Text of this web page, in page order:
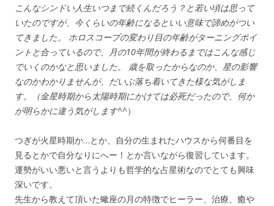
こんなシンドい人生いつまで続くんだろう？と若い頃は思って
いたのですが、今くらいの年齢になるといい意味で諦めがつい
てきました。 ホロスコープの変わり目の年齢がターニングポイ
ントと合っているので、月の10年間が終わるまではこんな感じ
でいくのかなと思いました。 歳を取ったからなのか、星の影響
なのかわかりませんが、だいぶ落ち着いてきた様な気がしま
す。（金星時期から太陽時期にかけては必死だったので、何か
が明らかに違う気がします^^）
つぎが火星時期か…とか、自分の生まれたハウスから何番目を
見るとかで自分なりにへー！とか言いながら復習しています。
運勢がいい悪いと言うよりも哲学的な占星術なのでとても興味
深いです。
先生から教えて頂いた蠍座の月の特徴でヒーラー、治療、癒や